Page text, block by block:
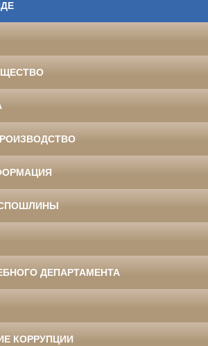
ДЕПАРТАМЕНТА
КОРРУПЦИИ